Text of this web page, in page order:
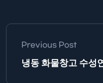
Previous Post
냉동 화물창고 수성